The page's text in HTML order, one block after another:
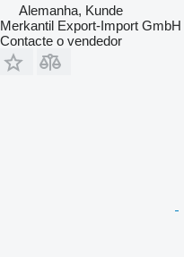
Alemanha, Kunde
Merkantil Export-Import GmbH
Contacte o vendedor